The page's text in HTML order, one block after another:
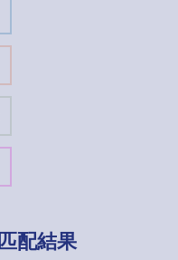
匹配結果